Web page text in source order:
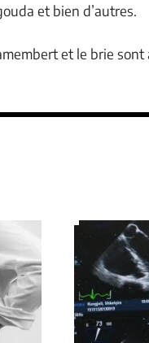
et bien d’autres.
et le brie